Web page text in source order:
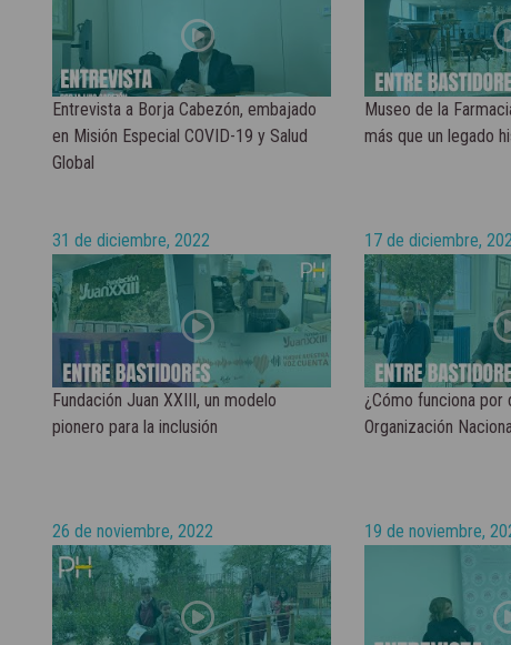
Entrevista a Borja Cabezón, embajado
en Misión Especial COVID-19 y Salud
Global
Museo de la
más que un legado
31 de diciembre, 2022
Fundación Juan XXIII, un modelo
pionero para la inclusión
17 de diciembre,
¿Cómo funciona por
Organización
26 de noviembre, 2022 19 de noviembre,